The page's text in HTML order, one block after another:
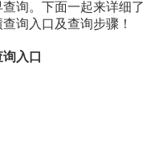
询。下面一起来详细了
询入口及查询步骤！
入口